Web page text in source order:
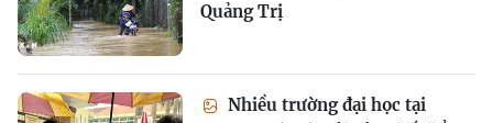
Quảng Trị
Nhiều trường đại học tại